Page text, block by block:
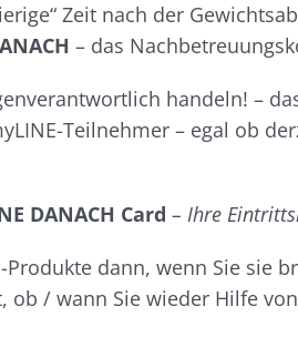
Zeit nach der
– das
handeln! –
Teilnehmer – egal ob
DANACH Card – Ihre
Produkte dann, wenn Sie sie
ob / wann Sie wieder Hilfe